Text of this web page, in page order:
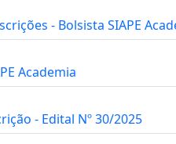
- Bolsista SIAPE
Academia
- Edital Nº 30/2025